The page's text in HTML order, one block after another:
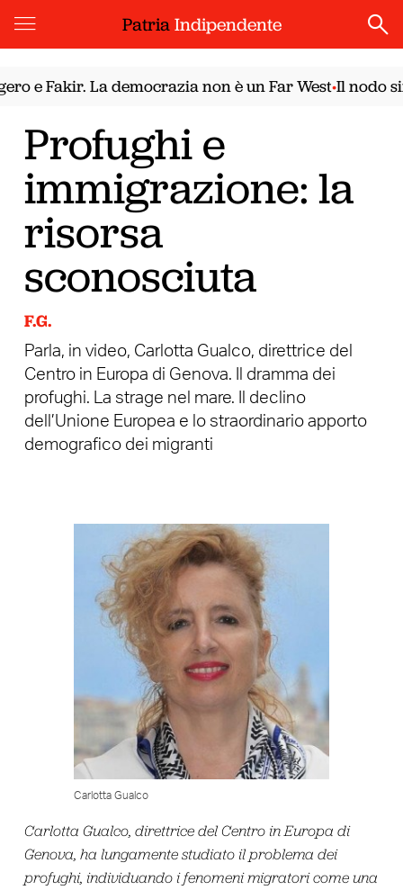
PatriaIndipendente
e Fakir. La democrazia non è un Far West•Il nodo
Profughi e
immigrazione: la
risorsa
sconosciuta
F.G.
Parla, in video, Carlotta Gualco, direttrice del
Centro in Europa di Genova. Il dramma dei
profughi. La strage nel mare. Il declino
dell’Unione Europea e lo straordinario apporto
demografico dei migranti
Carlotta Gualco
Carlotta Gualco, direttrice del Centro in Europa di
Genova, ha lungamente studiato il problema dei
profughi, individuando i fenomeni migratori come una